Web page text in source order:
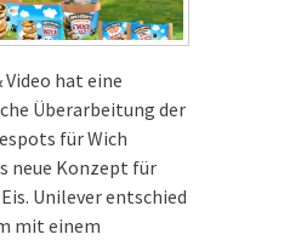
Video hat eine
Überarbeitung der
für Wich
neue Konzept für
Unilever entschied
mit einem